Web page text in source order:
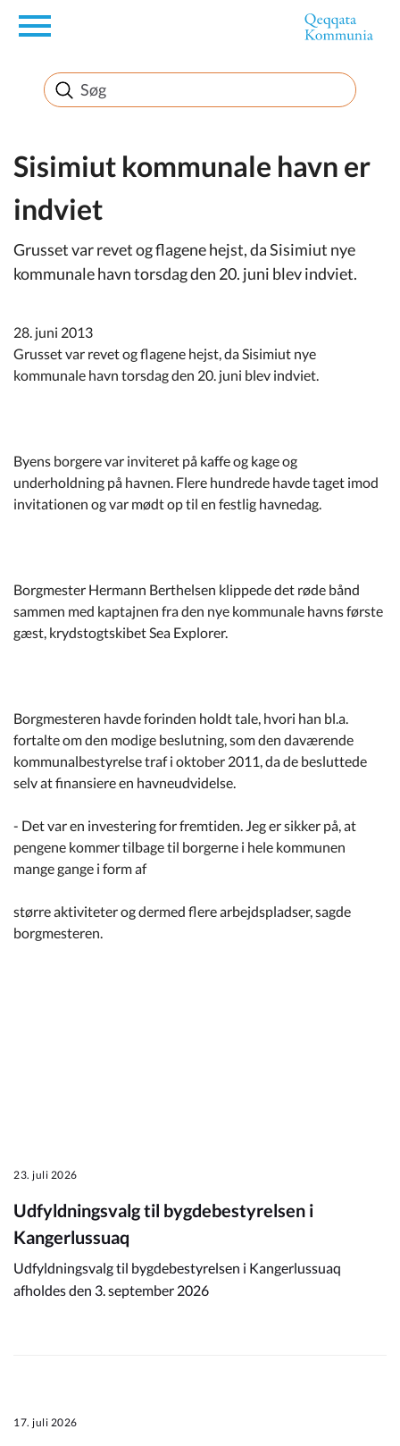
en
Borger
Erhverv
Politik
Turisme
Selvbetjening
Om Kommunen
Sisimiut kommunale havn er
indviet
Grusset var revet og flagene hejst, da Sisimiut nye
kommunale havn torsdag den 20. juni blev indviet.
28. juni 2013
Grusset var revet og flagene hejst, da Sisimiut nye
kommunale havn torsdag den 20. juni blev indviet.
Byens borgere var inviteret på kaffe og kage og
underholdning på havnen. Flere hundrede havde taget imod
invitationen og var mødt op til en festlig havnedag.
Borgmester Hermann Berthelsen klippede det røde bånd
sammen med kaptajnen fra den nye kommunale havns første
gæst, krydstogtskibet Sea Explorer.
Borgmesteren havde forinden holdt tale, hvori han bl.a.
fortalte om den modige beslutning, som den daværende
kommunalbestyrelse traf i oktober 2011, da de besluttede
selv at finansiere en havneudvidelse.
- Det var en investering for fremtiden. Jeg er sikker på, at
pengene kommer tilbage til borgerne i hele kommunen
mange gange i form af
større aktiviteter og dermed flere arbejdspladser, sagde
borgmesteren.
23. juli 2026
Udfyldningsvalg til bygdebestyrelsen i
Kangerlussuaq
Udfyldningsvalg til bygdebestyrelsen i Kangerlussuaq
afholdes den 3. september 2026
17. juli 2026